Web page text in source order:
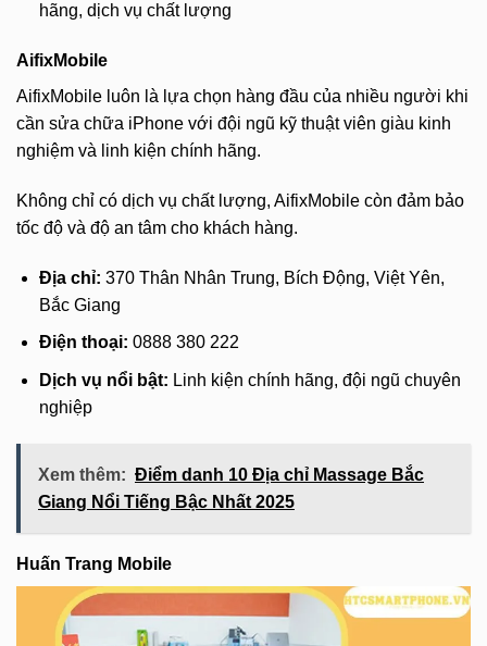
hãng, dịch vụ chất lượng
AifixMobile
AifixMobile luôn là lựa chọn hàng đầu của nhiều người khi
cần sửa chữa iPhone với đội ngũ kỹ thuật viên giàu kinh
nghiệm và linh kiện chính hãng.
Không chỉ có dịch vụ chất lượng, AifixMobile còn đảm bảo
tốc độ và độ an tâm cho khách hàng.
Địa chỉ: 370 Thân Nhân Trung, Bích Động, Việt Yên,
Bắc Giang
Điện thoại: 0888 380 222
Dịch vụ nổi bật: Linh kiện chính hãng, đội ngũ chuyên
nghiệp
Xem thêm: Điểm danh 10 Địa chỉ Massage Bắc
Giang Nổi Tiếng Bậc Nhất 2025
Huấn Trang Mobile